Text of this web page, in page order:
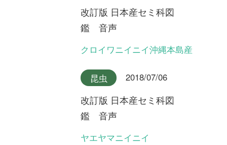
Copyright ©2016 Yama-kei Publishers co.,Ltd.
An impress Group Company. All rights reserved.